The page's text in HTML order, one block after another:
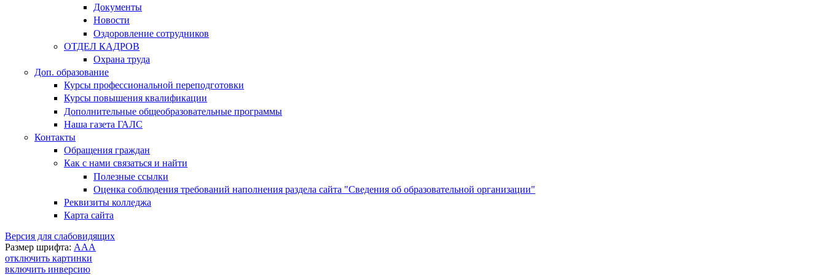
Документы
Новости
Оздоровление сотрудников
ОТДЕЛ КАДРОВ
Охрана труда
Доп. образование
Курсы профессиональной переподготовки
Курсы повышения квалификации
Дополнительные общеобразовательные программы
Наша газета ГАЛС
Контакты
Обращения граждан
Как с нами связаться и найти
Полезные ссылки
Оценка соблюдения требований наполнения раздела сайта "Сведения об образовательной организации"
Реквизиты колледжа
Карта сайта
Версия для слабовидящих
Размер шрифта: AAA
отключить картинки
включить инверсию